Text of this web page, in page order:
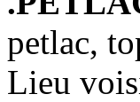
petlac,
Lieu